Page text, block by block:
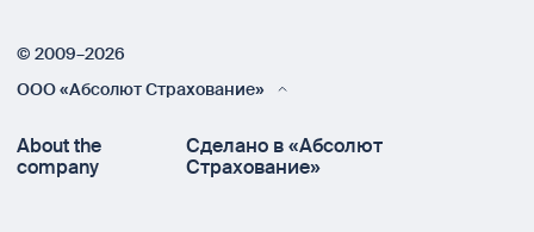
© 2009–2026
ООО «Абсолют Страхование»
About the
company
Сделано в «Абсолют
Страхование»